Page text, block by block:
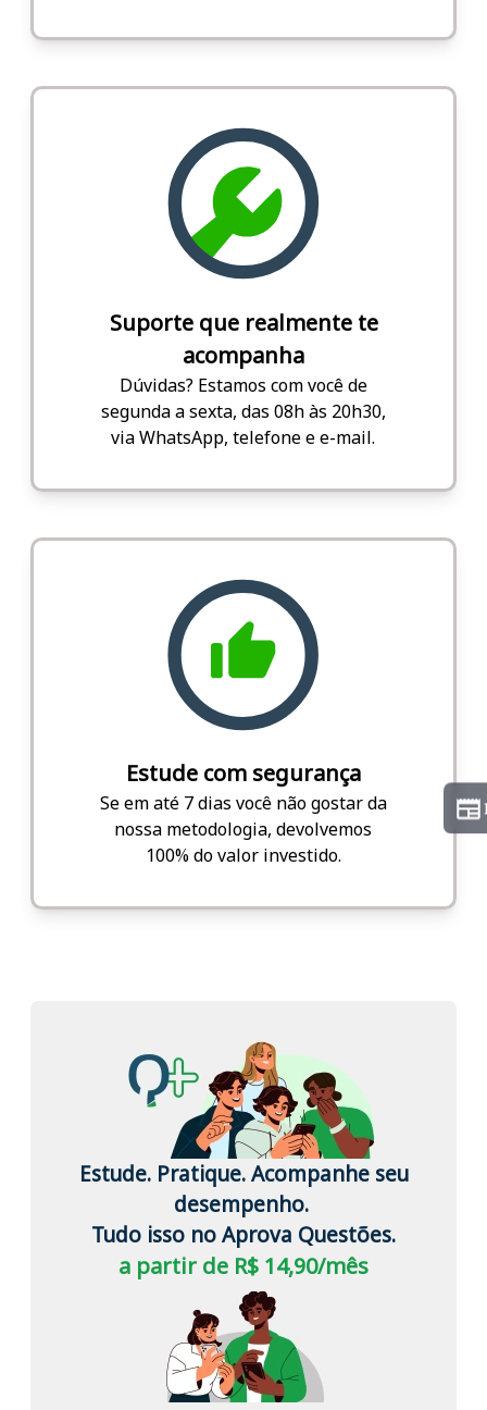
Suporte que realmente te
acompanha
Dúvidas? Estamos com você de
segunda a sexta, das 08h às 20h30,
via WhatsApp, telefone e e-mail.
Estude com segurança
Se em até 7 dias você não gostar da
nossa metodologia, devolvemos
100% do valor investido.
Estude. Pratique. Acompanhe seu
desempenho.
Tudo isso no Aprova Questões.
a partir de R$ 14,90/mês